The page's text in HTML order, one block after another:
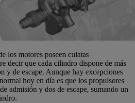
los motores poseen culatas
decir que cada cilindro dispone de más
y de escape. Aunque hay excepciones
hoy en día es que los propulsores
admisión y dos de escape, sumando un